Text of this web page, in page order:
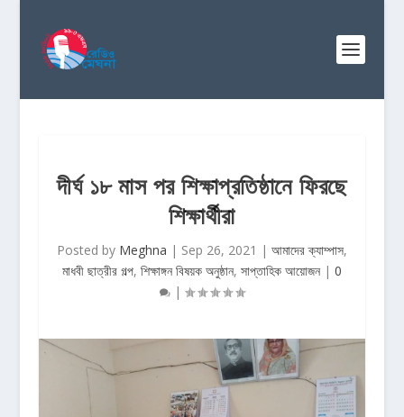
দীর্ঘ ১৮ মাস পর শিক্ষাপ্রতিষ্ঠানে ফিরছে
শিক্ষার্থীরা
Posted by Meghna | Sep 26, 2021 | আমাদের ক্যাম্পাস,
মাধবী ছাত্রীর গল্প, শিক্ষাঙ্গন বিষয়ক অনুষ্ঠান, সাপ্তাহিক আয়োজন| 0
|